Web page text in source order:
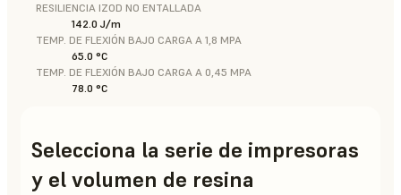
RESILIENCIA IZOD NO ENTALLADA
142.0 J/m
TEMP. DE FLEXIÓN BAJO CARGA A 1,8 MPA
65.0 °C
TEMP. DE FLEXIÓN BAJO CARGA A 0,45 MPA
78.0 °C
Selecciona la serie de impresoras
y el volumen de resina